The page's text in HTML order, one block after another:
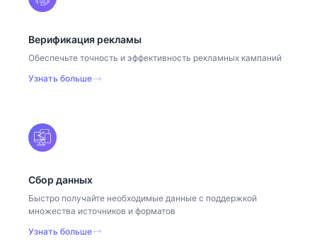
Верификация рекламы
Обеспечьте точность и эффективность рекламных кампаний
Узнать больше
Сбор данных
Быстро получайте необходимые данные с поддержкой
множества источников и форматов
Узнать больше